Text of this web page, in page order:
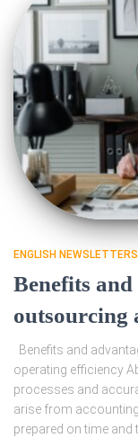
ENGLISH NEWSLETTERS
Benefits
outsourcing
Benefits and
operating efficiency
processes and
arise from
prepared on time